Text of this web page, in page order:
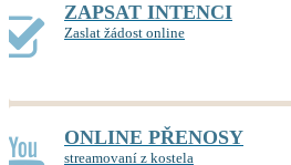
ZAPSAT INTENCI
Zaslat žádost online
ONLINE PŘENOSY
streamovaní z kostela